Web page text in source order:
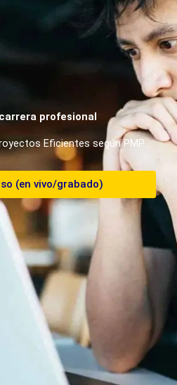
profesional
Eficientes según PMP
(en vivo/grabado)